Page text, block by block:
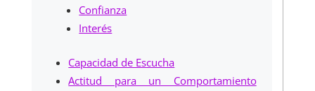
Confianza
Interés
Capacidad de Escucha
Actitud para un Comportamiento